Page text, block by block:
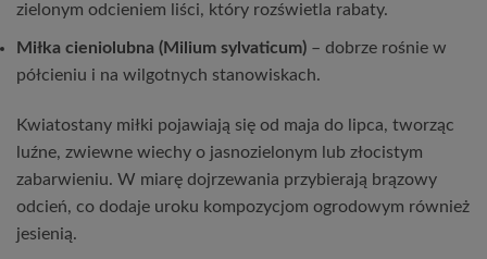
zielonym odcieniem liści, który rozświetla rabaty.
Miłka cieniolubna (Milium sylvaticum) – dobrze rośnie w
półcieniu i na wilgotnych stanowiskach.
Kwiatostany miłki pojawiają się od maja do lipca, tworząc
luźne, zwiewne wiechy o jasnozielonym lub złocistym
zabarwieniu. W miarę dojrzewania przybierają brązowy
odcień, co dodaje uroku kompozycjom ogrodowym również
jesienią.